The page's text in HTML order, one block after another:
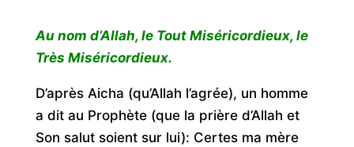
Au nom d’Allah, le Tout Miséricordieux, le
Très Miséricordieux.
D’après Aicha (qu’Allah l’agrée), un homme
a dit au Prophète (que la prière d’Allah et
Son salut soient sur lui): Certes ma mère